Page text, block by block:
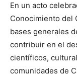
En un acto
Conocimiento del
bases generales
contribuir en el
científicos,
comunidades de